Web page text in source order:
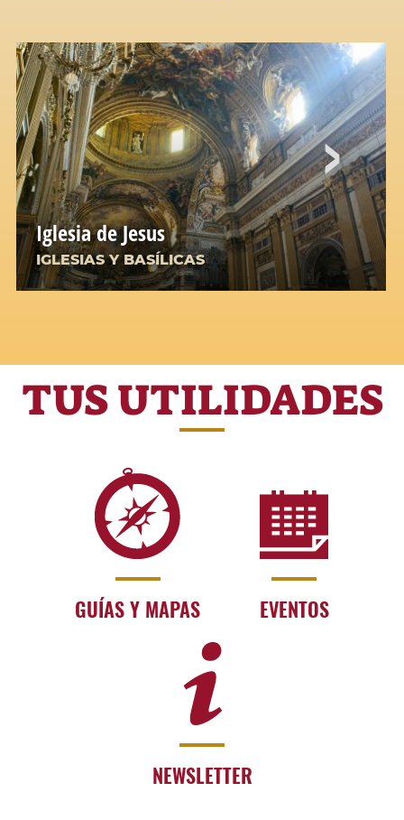
Iglesia de Jesus
IGLESIAS Y BASÍLICAS
TUS UTILIDADES
GUÍAS Y MAPAS EVENTOS
NEWSLETTER